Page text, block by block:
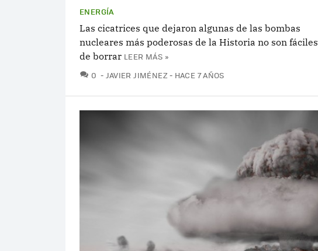
ENERGÍA
Las cicatrices que dejaron algunas de las bombas
nucleares más poderosas de la Historia no son fáciles
de borrar LEER MÁS »
0 COMENTARIOS
JAVIER JIMÉNEZ HACE 7 AÑOS